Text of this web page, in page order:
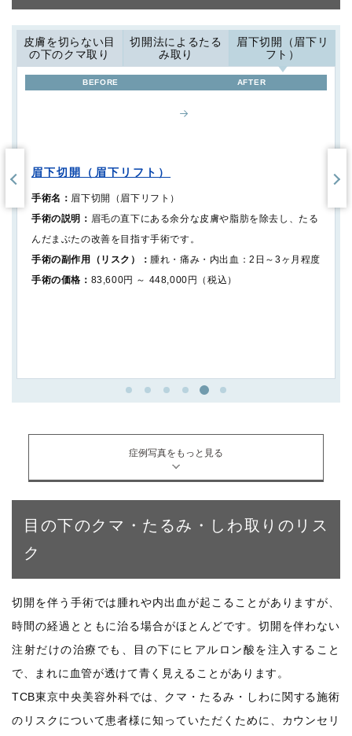
皮膚を切らない目
の下のクマ取り
切開法によるたる
み取り
眉下切開（眉下リ
フト）
眉下切開（眉下リフト）
手術名： 眉下切開（眉下リフト）
手術の説明： 眉毛の直下にある余分な皮膚や脂肪を除去し、たる
んだまぶたの改善を目指す手術です。
手術の副作用（リスク）： 腫れ・痛み・内出血：2日～3ヶ月程度
手術の価格： 83,600円 ～ 448,000円（税込）
症例写真をもっと見る
目の下のクマ・たるみ・しわ取りのリス
ク
切開を伴う手術では腫れや内出血が起こることがありますが、
時間の経過とともに治る場合がほとんどです。切開を伴わない
注射だけの治療でも、目の下にヒアルロン酸を注入すること
で、まれに血管が透けて青く見えることがあります。
TCB東京中央美容外科では、クマ・たるみ・しわに関する施術
のリスクについて患者様に知っていただくために、カウンセリ